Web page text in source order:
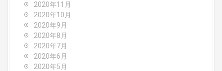
2020年11月
2020年10月
2020年9月
2020年8月
2020年7月
2020年6月
2020年5月